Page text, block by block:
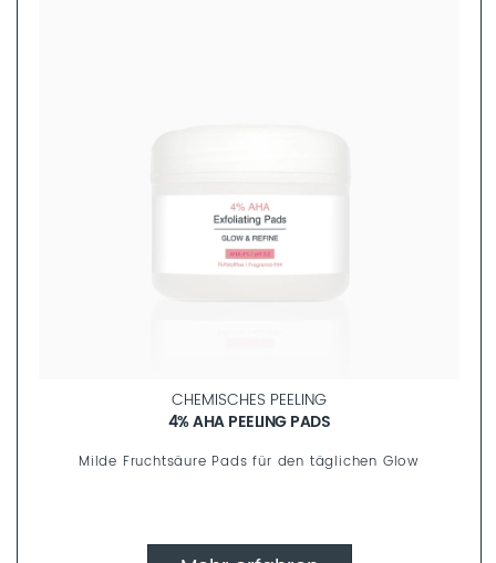
CHEMISCHES PEELING
4% AHA PEELING PADS
Milde Fruchtsäure Pads für den täglichen Glow